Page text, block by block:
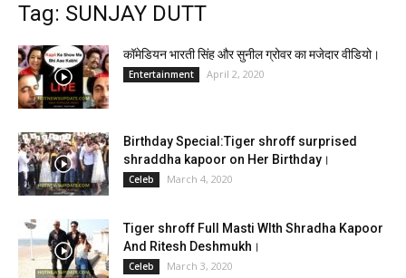
Tag: SUNJAY DUTT
कॉमेडियन भारती सिंह और सुनील ग्रोवर का मजेदार वीडियो।
Entertainment April 2, 2020
Birthday Special:Tiger shroff surprised
shraddha kapoor on Her Birthday।
Celeb March 4, 2020
Tiger shroff Full Masti WIth Shradha Kapoor
And Ritesh Deshmukh।
Celeb March 3, 2020